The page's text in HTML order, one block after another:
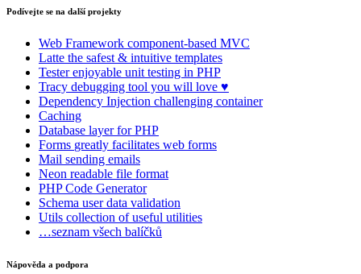
Podívejte se na další projekty
Web Framework component-based MVC
Latte the safest & intuitive templates
Testerenjoyable unit testing in PHP
Tracy debugging tool you will love ♥
Dependency Injection challenging container
Caching
Database layer for PHP
Forms greatly facilitates web forms
Mail sending emails
Neon readable file format
PHP Code Generator
Schema user data validation
Utils collection of useful utilities
…seznam všech balíčků
Nápověda a podpora